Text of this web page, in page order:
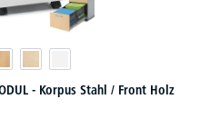
- Korpus Stahl / Front Holz